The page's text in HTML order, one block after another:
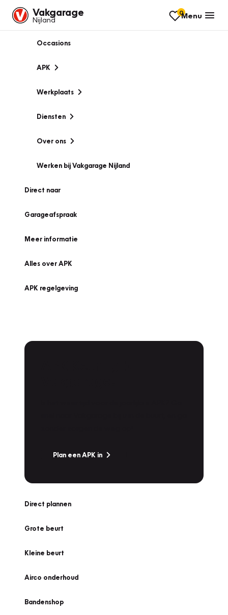
Vakgarage
Nijland
0Menu
Occasions
APK
Werkplaats
Diensten
Over ons
Werken bij Vakgarage Nijland
Direct naar
Garageafspraak
Meer informatie
Alles over APK
APK regelgeving
Plan een APK in
Direct plannen
Grote beurt
Kleine beurt
Airco onderhoud
Bandenshop